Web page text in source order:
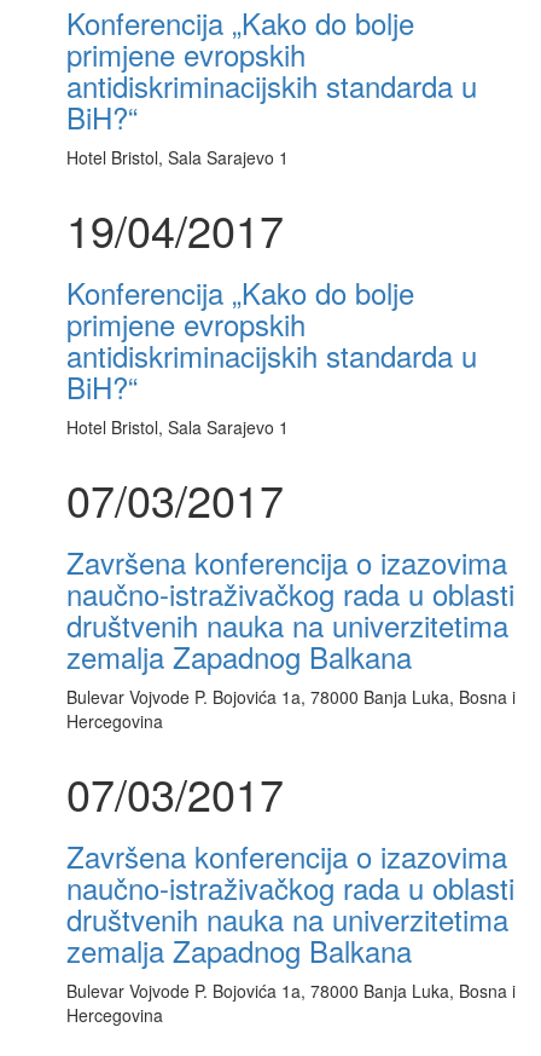
Konferencija „Kako do bolje
primjene evropskih
antidiskriminacijskih standarda u
BiH?“
Hotel Bristol, Sala Sarajevo 1
19/04/2017
Konferencija „Kako do bolje
primjene evropskih
antidiskriminacijskih standarda u
BiH?“
Hotel Bristol, Sala Sarajevo 1
07/03/2017
Završena konferencija o izazovima
naučno-istraživačkog rada u oblasti
društvenih nauka na univerzitetima
zemalja Zapadnog Balkana
Bulevar Vojvode P. Bojovića 1a, 78000 Banja Luka, Bosna i
Hercegovina
07/03/2017
Završena konferencija o izazovima
naučno-istraživačkog rada u oblasti
društvenih nauka na univerzitetima
zemalja Zapadnog Balkana
Bulevar Vojvode P. Bojovića 1a, 78000 Banja Luka, Bosna i
Hercegovina